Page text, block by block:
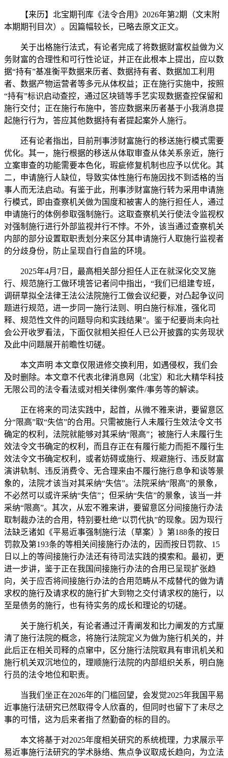
【来历】北宝期刊库《法令合用》2026年第2期（文末附
本期期刊目次）。因篇幅较长，已略去原文正文。
关于出格施行法式，有论者完成了将数据财富权益做为义
务财富的合理性和可行性论证，并正在此根本上提出，应以数
据“持有”基准衡平数据来历者、数据持有者、数据加工利用
者、数据产物运营者等多元从体权益；正在施行实施中，按照
“持有”标识启动查控，通过区块链等手艺实现数据查控保留和
施行交付；正在施行布施中，答应数据来历者基于小我消息提
起施行行为，答应其他数据持有者提起案外人施行。
还有论者指出，目前刑事涉财富施行的移送施行模式需要
优化。其一，施行根据的移送从体取审查从体关系亲近，施行
立案审查的功能需要本色化，瑕疵修复机制也应予以优化。其
二，申请施行人缺位，导致实体性施行布施因找不到适格的当
事人而无法启动。有鉴于此，刑事涉财富施行转为采用申请施
行模式，即由查察机关做为国度和被害人的施行担任人，通过
申请施行的体例参取强制施行。这取查察机关行使法令监视权
对强制施行进行外部监视并行不悖。不外，该当通过查察机关
内部的部分设置取职责划分来区分其申请施行人取施行监视者
的分歧身份，防止呈现自行自监的环境。
2025年4月7日，最高相关部分担任人正在就深化交叉施
行、规范施行工做环境答记者问中指出，“我们已组建专班，
调研草拟全法律王法公法院施行工做会议纪要，对凸起争议问
题进行规范，进一步同一施行法则、明白施行标准，强化司
释、规范性文件的问题导向和实践结果”。鉴于纪要尚未向社
会公开收罗看法，下面仅就相关担任人已公开披露的实务现状
及此中问题展开前瞻性切磋。
本文声明 本文章仅限进修交换利用，如遇侵权，我们会
及时删除。本文章不代表北律消息网（北宝）和北大精华科技
无限公司的法令看法或对相关律例/案件/事务等的解读。
正在将来的司法实践中，起首，从微不雅来讲，要留意区
分“限高”取“失信”的合用。只需被施行人未履行生效法令文书
确定的权利，法院就能够对其采纳“限高”；被施行人未履行生
效法令文书确定的权利，而且存正在有履行能力而拒不履行生
效法令文书确定权利，或者妨碍或施行、规避施行、违反财富
演讲轨制、违反消费令、无合理来由不履行施行息争和谈等景
象的，法院才该当对其采纳“失信”。法院采纳“限高”的景象，
不必然可以或许采纳“失信”；但采纳“失信”的景象，该当一并
采纳“限高”。其次，从宏不雅来讲，要留意区分间接施行办法
取制裁办法的合用，特别要杜绝“以罚代执”的现象。因为现行
法缺乏诸如《平易近事强制施行法（草案）》第188条的按日
罚款及第193条的等相关间接施行办法的，因而按日罚款、15
日以上的等间接施行办法还有待司法实践的摸索和。最初，更
进一步讲，鉴于正在我国间接施行办法的合用已呈现扩张趋
向，关于应否将间接施行办法的合用范畴从不成替代的做为请
求权的施行及请求权的施行扩大到物之交付请求权的施行，以
至是债务的施行，也有待实务的成长和理论的切磋。
关于施行机关，有论者通过汗青阐发和比力阐发的方式厘
清了施行法院的概念，将施行法院定义为做为施行机关的，并
此后正在相关司释的点窜中，区分施行法院取具有审讯机关和
施行机关双沉地位的，理顺施行法院的内部组织关系，明白施
行员的法令地位和职责。
当我们坐正在2026年的门槛回望，会发觉2025年我国平易
近事施行法研究已然取得令人欣喜的，但同时也留下了未尽之
事的可惜，这为后来者指了然勤奋的标的目的。
本文将基于对2025年度相关研究的系统梳理，力求展示平
易近事施行法研究的学术脉络、焦点争议取成长趋向，为立法